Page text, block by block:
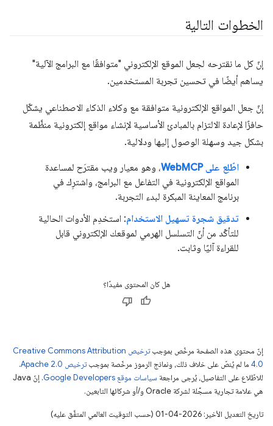
الخطوات التالية
إنّ كل ما نقترحه لجعل الموقع الإلكتروني "متوافقًا مع البرامج الآلية"
يساهم أيضًا في تحسين تجربة المستخدمين.
إنّ جعل المواقع الإلكترونية متوافقة مع وكلاء الذكاء الاصطناعي يشكّل
حافزًا لإعادة الالتزام بالمبادئ الأساسية لإنشاء مواقع إلكترونية منظَّمة
بشكل جيد وسهلة الوصول إليها ودلالية.
اطّلِع على WebMCP
، وهو معيار ويب مقترَح لمساعدة
المواقع الإلكترونية في التفاعل مع البرامج، واشترِك في
برنامج المعاينة المبكرة لبدء التجربة.
تدقيق شجرة تسهيل الاستخدام: استخدِم الأدوات الحالية
للتأكّد من أنّ التسلسل الهرمي لموقعك الإلكتروني قابل
للقراءة آليًا وثابت.
هل كان المحتوى مفيدًا؟
إنّ محتوى هذه الصفحة مرخّص بموجب
ترخيص Creative Commons Attribution
4.0‏ ما لم يُنصّ على خلاف ذلك، ونماذج الرموز مرخّصة بموجبترخيص Apache 2.0‏
.
للاطّلاع على التفاصيل، يُرجى مراجعة سياسات موقع Google Developers‏
. إنّ Java
هي علامة تجارية مسجَّلة لشركة Oracle و/أو شركائها التابعين.
تاريخ التعديل الأخير: 2026-04-01 (حسب التوقيت العالمي المتفَّق عليه)